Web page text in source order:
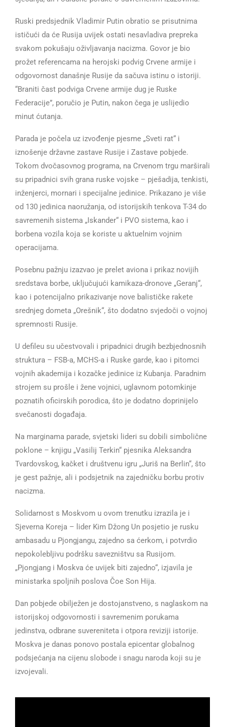
Ruski predsjednik Vladimir Putin obratio se prisutnima
ističući da će Rusija uvijek ostati nesavladiva prepreka
svakom pokušaju oživljavanja nacizma. Govor je bio
prožet referencama na herojski podvig Crvene armije i
odgovornost današnje Rusije da sačuva istinu o istoriji.
“Braniti čast podviga Crvene armije dug je Ruske
Federacije”, poručio je Putin, nakon čega je uslijedio
minut ćutanja.
Parada je počela uz izvođenje pjesme „Sveti rat“ i
iznošenje državne zastave Rusije i Zastave pobjede.
Tokom dvočasovnog programa, na Crvenom trgu marširali
su pripadnici svih grana ruske vojske – pješadija, tenkisti,
inženjerci, mornari i specijalne jedinice. Prikazano je više
od 130 jedinica naoružanja, od istorijskih tenkova T-34 do
savremenih sistema „Iskander“ i PVO sistema, kao i
borbena vozila koja se koriste u aktuelnim vojnim
operacijama.
Posebnu pažnju izazvao je prelet aviona i prikaz novijih
sredstava borbe, uključujući kamikaza-dronove „Geranj“,
kao i potencijalno prikazivanje nove balističke rakete
srednjeg dometa „Orešnik“, što dodatno svjedoči o vojnoj
spremnosti Rusije.
U defileu su učestvovali i pripadnici drugih bezbjednosnih
struktura – FSB-a, MCHS-a i Ruske garde, kao i pitomci
vojnih akademija i kozačke jedinice iz Kubanja. Paradnim
strojem su prošle i žene vojnici, uglavnom potomkinje
poznatih oficirskih porodica, što je dodatno doprinijelo
svečanosti događaja.
Na marginama parade, svjetski lideri su dobili simbolične
poklone – knjigu „Vasilij Terkin“ pjesnika Aleksandra
Tvardovskog, kačket i društvenu igru „Juriš na Berlin“, što
je gest pažnje, ali i podsjetnik na zajedničku borbu protiv
nacizma.
Solidarnost s Moskvom u ovom trenutku izrazila je i
Sjeverna Koreja – lider Kim Džong Un posjetio je rusku
ambasadu u Pjongjangu, zajedno sa ćerkom, i potvrdio
nepokolebljivu podršku savezništvu sa Rusijom.
„Pjongjang i Moskva će uvijek biti zajedno“, izjavila je
ministarka spoljnih poslova Čoe Son Hija.
Dan pobjede obilježen je dostojanstveno, s naglaskom na
istorijskoj odgovornosti i savremenim porukama
jedinstva, odbrane suvereniteta i otpora reviziji istorije.
Moskva je danas ponovo postala epicentar globalnog
podsjećanja na cijenu slobode i snagu naroda koji su je
izvojevali.